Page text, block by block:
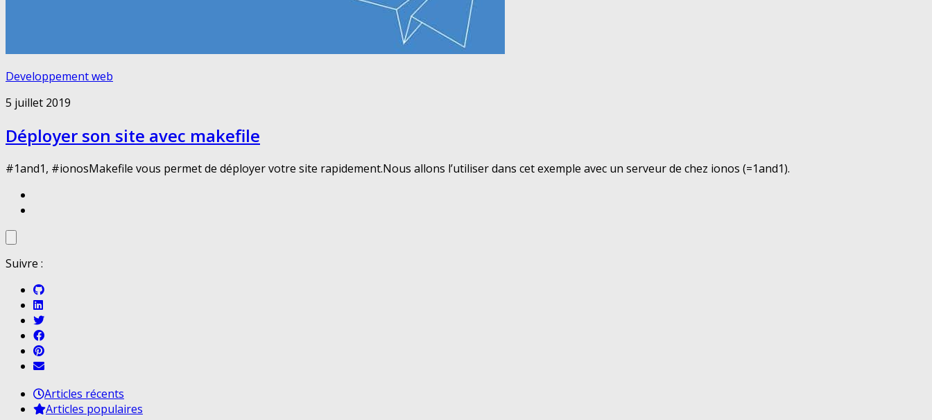
Developpement web
5 juillet 2019
Déployer son site avec makefile
#1and1, #ionosMakefile vous permet de déployer votre site rapidement.Nous allons l’utiliser dans cet exemple avec un serveur de chez ionos (=1and1).
Suivre :
Articles récents
Articles populaires